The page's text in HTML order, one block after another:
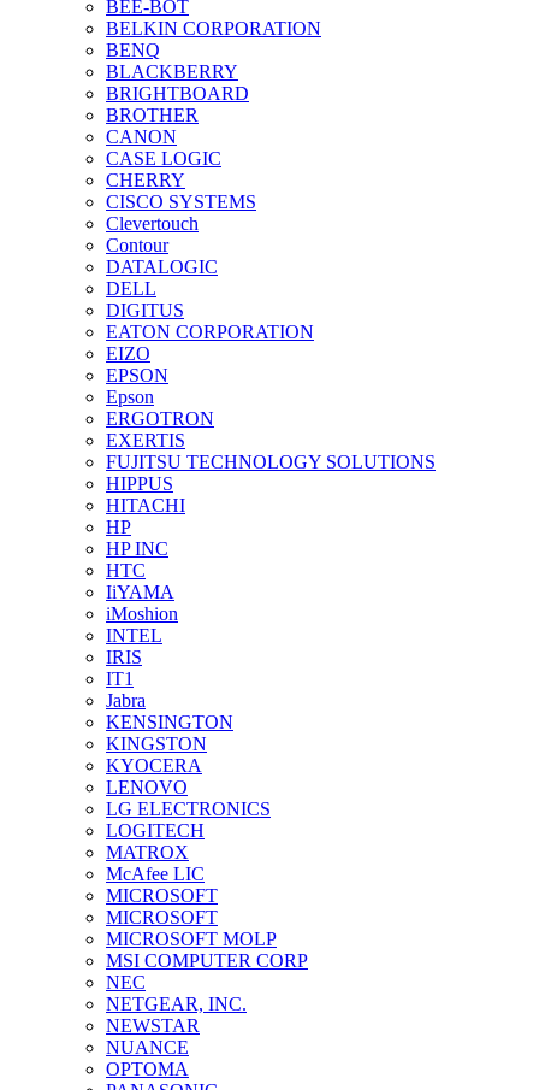
BEE-BOT
BELKIN CORPORATION
BENQ
BLACKBERRY
BRIGHTBOARD
BROTHER
CANON
CASE LOGIC
CHERRY
CISCO SYSTEMS
Clevertouch
Contour
DATALOGIC
DELL
DIGITUS
EATON CORPORATION
EIZO
EPSON
Epson
ERGOTRON
EXERTIS
FUJITSU TECHNOLOGY SOLUTIONS
HIPPUS
HITACHI
HP
HP INC
HTC
IiYAMA
iMoshion
INTEL
IRIS
IT1
Jabra
KENSINGTON
KINGSTON
KYOCERA
LENOVO
LG ELECTRONICS
LOGITECH
MATROX
McAfee LIC
MICROSOFT
MICROSOFT
MICROSOFT MOLP
MSI COMPUTER CORP
NEC
NETGEAR, INC.
NEWSTAR
NUANCE
OPTOMA